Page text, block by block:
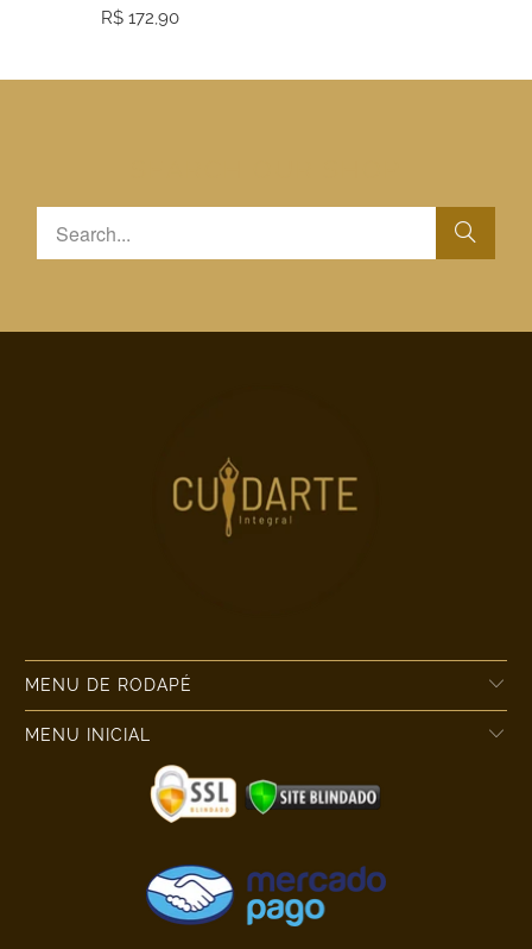
R$ 172,90
MENU DE RODAPÉ
MENU INICIAL